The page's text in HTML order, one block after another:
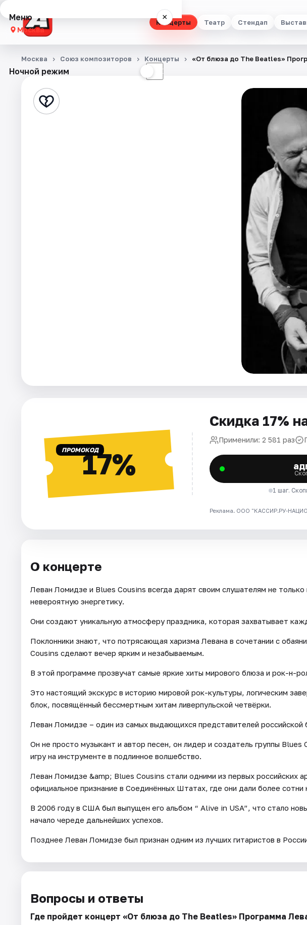
Концерты Театр Стендап
Меню ×
Москва
Концерты
Стендап
Ночной режим ☾
Москва Союз композиторов Концерты «От блюза до The Beatles»
ПРОМОКОД17%
Скидка 17%
Применили: 2 581 раз
1 шаг.
Реклама. ООО "КАССИР.РУ-
О концерте
Леван Ломидзе и Blues Cousins всегда дарят своим слушателям не
невероятную энергетику.
Они создают уникальную атмосферу праздника, которая захватывает
Поклонники знают, что потрясающая харизма Левана в сочетании с
Cousins сделают вечер ярким и незабываемым.
В этой программе прозвучат самые яркие хиты мирового блюза и рок-н-
Это настоящий экскурс в историю мировой рок-культуры, логическим
блок, посвящённый бессмертным хитам ливерпульской четвёрки.
Леван Ломидзе – один из самых выдающихся представителей российской
Он не просто музыкант и автор песен, он лидер и создатель группы
игру на инструменте в подлинное волшебство.
Леван Ломидзе &amp; Blues Cousins стали одними из первых российских
официальное признание в Соединённых Штатах, где они дали более сотни
В 2006 году в США был выпущен его альбом “ Alive in USA”, что стало
начало череде дальнейших успехов.
Позднее Леван Ломидзе был признан одним из лучших гитаристов в
Вопросы и ответы
Где пройдет концерт «От блюза до The Beatles» Программа